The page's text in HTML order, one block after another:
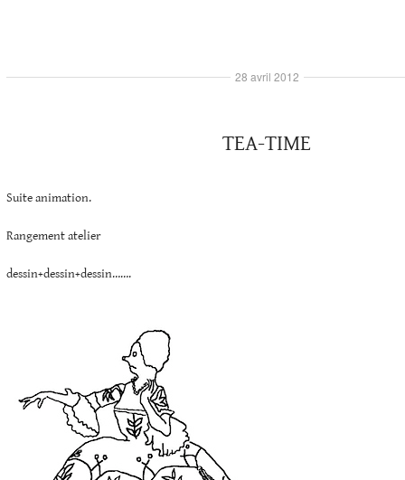
TEA-TIME
Suite animation.
Rangement atelier
dessin+dessin+dessin…….
28 avril 2012